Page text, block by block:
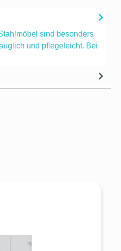
sind besonders
und pflegeleicht. Bei